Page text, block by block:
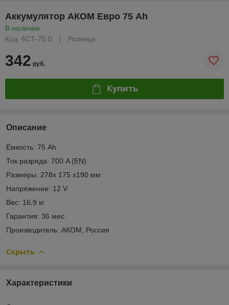
Аккумулятор АКОМ Евро 75 Ah
В наличии
Код: 6СТ-75 0
Розница
342 руб.
Купить
Описание
Ёмкость: 75 Ah
Ток разряда: 700 A (EN)
Размеры: 278x 175 x190 мм
Напряжение: 12 V
Вес: 16,9 кг
Гарантия: 36 мес.
Производитель: АКОМ, Россия
Скрыть
Характеристики